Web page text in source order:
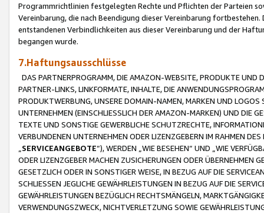
Programmrichtlinien festgelegten Rechte und Pflichten der Parteien
Vereinbarung, die nach Beendigung dieser Vereinbarung
entstandenen Verbindlichkeiten aus dieser Vereinbarung und der
begangen wurde.
7.Haftungsausschlüsse
DAS PARTNERPROGRAMM, DIE AMAZON-WEBSITE, PRODUKTE UND
PARTNER-LINKS, LINKFORMATE, INHALTE, DIE
PRODUKTWERBUNG, UNSERE DOMAIN-NAMEN, MARKEN UND
UNTERNEHMEN (EINSCHLIESSLICH DER AMAZON-MARKEN) UND DIE
TEXTE UND SONSTIGE GEWERBLICHE SCHUTZRECHTE,
VERBUNDENEN UNTERNEHMEN ODER LIZENZGEBERN IM RAHMEN
SERVICEANGEBOTE“), WERDEN „WIE BESEHEN“ UND „WIE
ODER LIZENZGEBER MACHEN ZUSICHERUNGEN ODER ÜBERNEHMEN
GESETZLICH ODER IN SONSTIGER WEISE, IN BEZUG AUF DIE
SCHLIESSEN JEGLICHE GEWÄHRLEISTUNGEN IN BEZUG AUF DIE
GEWÄHRLEISTUNGEN BEZÜGLICH RECHTSMÄNGELN,
VERWENDUNGSZWECK, NICHTVERLETZUNG SOWIE